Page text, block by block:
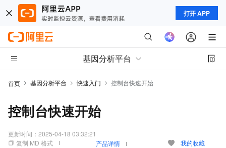
打开 APP
基因分析平台
首页 基因分析平台 快速入门 控制台快速开始
控制台快速开始
更新时间： 2025-04-18 03:32:21
复制 MD 格式
产品详情 我的收藏